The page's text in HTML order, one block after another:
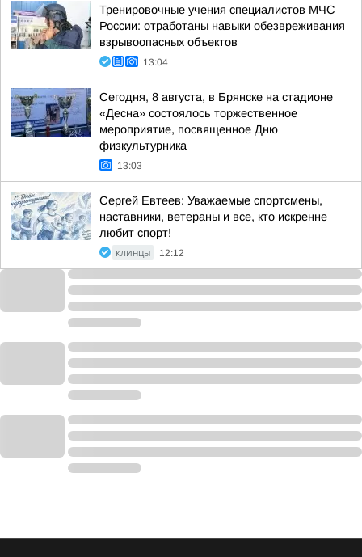
Тренировочные учения специалистов МЧС
России: отработаны навыки обезвреживания
взрывоопасных объектов
13:04
Сегодня, 8 августа, в Брянске на стадионе
«Десна» состоялось торжественное
мероприятие, посвященное Дню
физкультурника
13:03
Сергей Евтеев: Уважаемые спортсмены,
наставники, ветераны и все, кто искренне
любит спорт!
КЛИНЦЫ 12:12